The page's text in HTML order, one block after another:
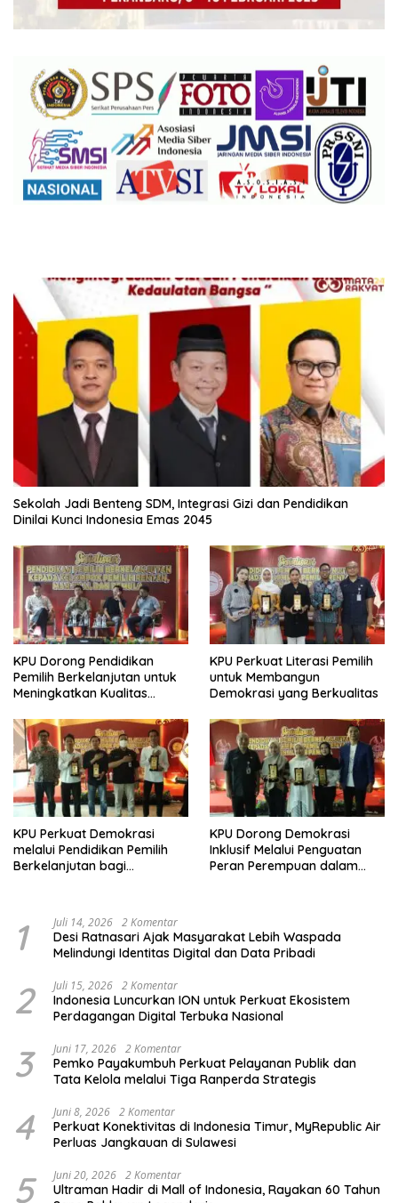
Sekolah Jadi Benteng SDM, Integrasi Gizi dan Pendidikan
Dinilai Kunci Indonesia Emas 2045
KPU Dorong Pendidikan
Pemilih Berkelanjutan untuk
Meningkatkan Kualitas
KPU Perkuat Literasi Pemilih
untuk Membangun
Demokrasi yang Berkualitas
KPU Perkuat Demokrasi
melalui Pendidikan Pemilih
Berkelanjutan bagi
KPU Dorong Demokrasi
Inklusif Melalui Penguatan
Peran Perempuan dalam
1 Juli 14, 2026 2 Komentar
Desi Ratnasari Ajak Masyarakat Lebih Waspada
Melindungi Identitas Digital dan Data Pribadi
2 Juli 15, 2026 2 Komentar
Indonesia Luncurkan ION untuk Perkuat Ekosistem
Perdagangan Digital Terbuka Nasional
3 Juni 17, 2026 2 Komentar
Pemko Payakumbuh Perkuat Pelayanan Publik dan
Tata Kelola melalui Tiga Ranperda Strategis
4 Juni 8, 2026 2 Komentar
Perkuat Konektivitas di Indonesia Timur, MyRepublic Air
Perluas Jangkauan di Sulawesi
5 Juni 20, 2026 2 Komentar
Ultraman Hadir di Mall of Indonesia, Rayakan 60 Tahun